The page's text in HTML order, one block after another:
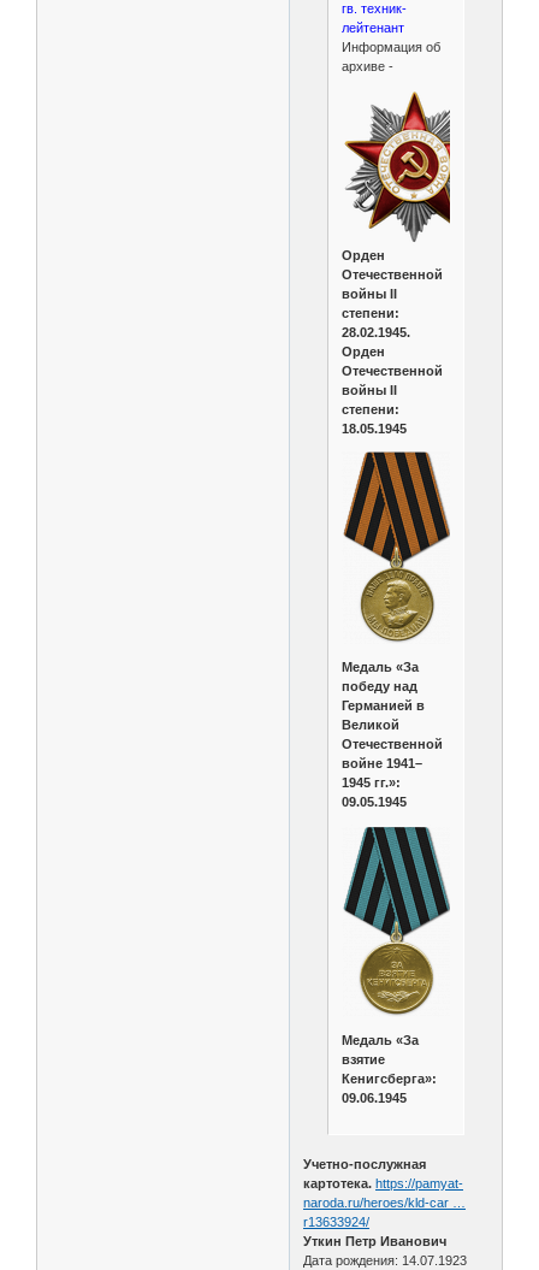
гв. техник-
лейтенант
Информация об
архиве -
Орден
Отечественной
войны II
степени:
28.02.1945.
Орден
Отечественной
войны II
степени:
18.05.1945
Медаль «За
победу над
Германией в
Великой
Отечественной
войне 1941–
1945 гг.»:
09.05.1945
Медаль «За
взятие
Кенигсберга»:
09.06.1945
Учетно-послужная
картотека. https://pamyat-
naroda.ru/heroes/kld-car …
r13633924/
Уткин Петр Иванович
Дата рождения: 14.07.1923